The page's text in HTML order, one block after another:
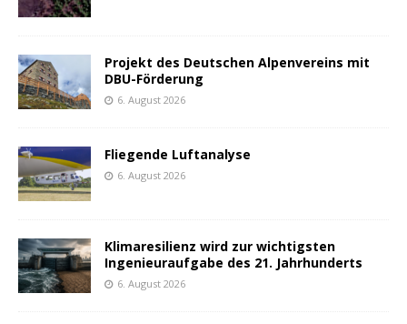
Projekt des Deutschen Alpenvereins mit
DBU-Förderung
6. August 2026
Fliegende Luftanalyse
6. August 2026
Klimaresilienz wird zur wichtigsten
Ingenieuraufgabe des 21. Jahrhunderts
6. August 2026